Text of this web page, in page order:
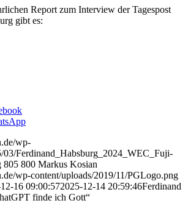
Report zum Interview der Tagespost
gibt es:
wp-
03/Ferdinand_Habsburg_2024_WEC_Fuji-
805 800 Markus Kosian
wp-content/uploads/2019/11/PGLogo.png
16 09:00:572025-12-14 20:59:46Ferdinand
finde ich Gott“